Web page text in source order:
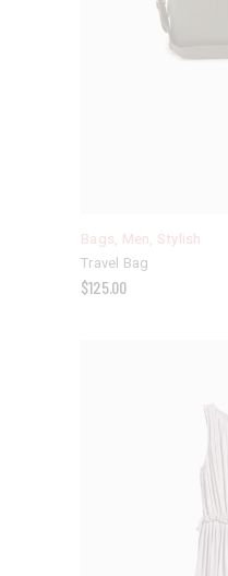
Bags, Men, Stylish
Travel Bag
$125.00